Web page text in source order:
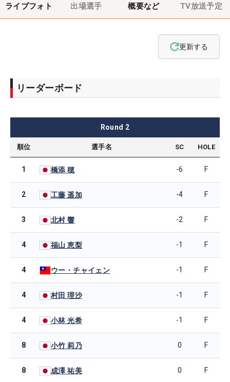
ライブフォト 出場選手 概要など TV放送予定
更新する
リーダーボード
Round 2
順位 選手名 SC HOLE
1 橋添 穂 -6 F
2 工藤 遥加 -4 F
3 北村 響 -2 F
4 福山 恵梨 -1 F
4 ウー・チャイェン -1 F
4 村田 理沙 -1 F
4 小林 光希 -1 F
8 小竹 莉乃 0 F
8 成澤 祐美 0 F